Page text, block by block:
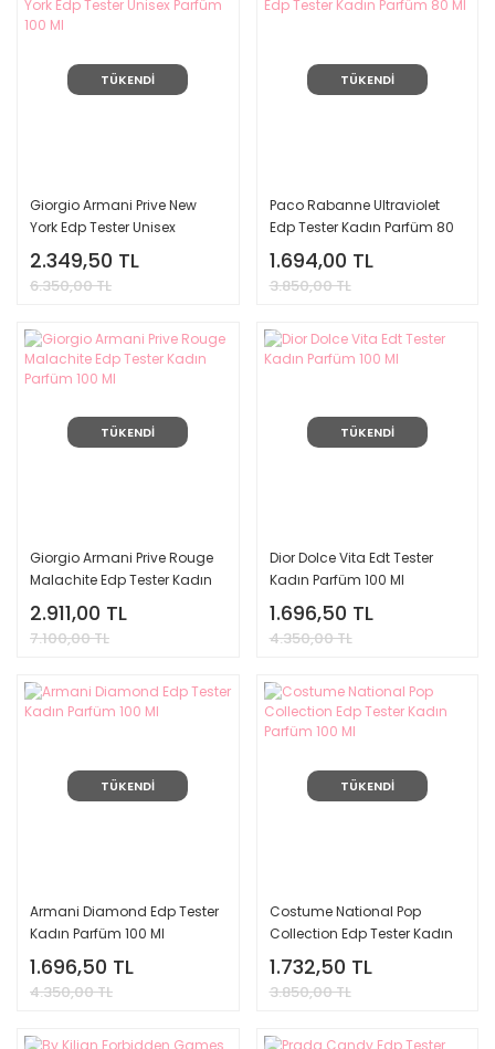
TÜKENDİ
Giorgio Armani Prive New
York Edp Tester Unisex
Parfüm 100 Ml
2.349,50 TL
6.350,00 TL
TÜKENDİ
Paco Rabanne Ultraviolet
Edp Tester Kadın Parfüm 80
Ml1.694,00 TL
3.850,00 TL
TÜKENDİ
Giorgio Armani Prive Rouge
Malachite Edp Tester Kadın
Parfüm 100 Ml
2.911,00 TL
7.100,00 TL
TÜKENDİ
Dior Dolce Vita Edt Tester
Kadın Parfüm 100 Ml
1.696,50 TL
4.350,00 TL
TÜKENDİ
Armani Diamond Edp Tester
Kadın Parfüm 100 Ml
1.696,50 TL
4.350,00 TL
TÜKENDİ
Costume National Pop
Collection Edp Tester Kadın
Parfüm 100 Ml
1.732,50 TL
3.850,00 TL